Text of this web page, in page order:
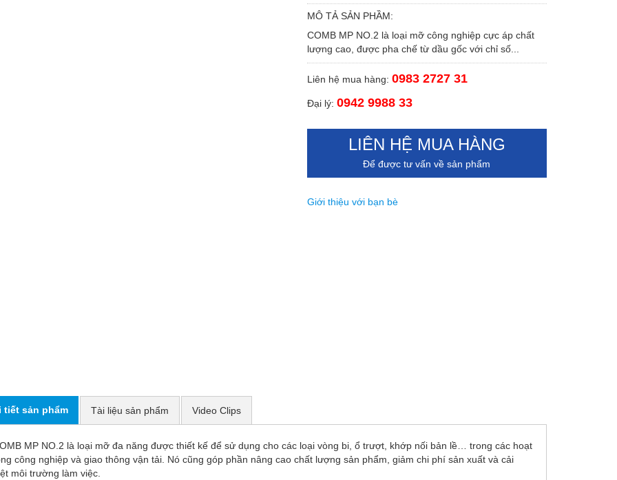
MÔ TẢ SẢN PHẦM:
COMB MP NO.2 là loại mỡ công nghiệp cực áp chất
lượng cao, được pha chế từ dầu gốc với chỉ số...
Liên hệ mua hàng: 0983 2727 31
Đại lý: 0942 9988 33
LIÊN HỆ MUA HÀNG
Để được tư vấn về sản phẩm
Giới thiệu với bạn bè
tiết sản phẩm Tài liệu sản phẩm Video Clips
MP NO.2 là loại mỡ đa năng được thiết kế để sử dụng cho các loại vòng bi, ổ trượt, khớp nối bản lề… trong các hoạt
công nghiệp và giao thông vận tải. Nó cũng góp phần nâng cao chất lượng sản phẩm, giảm chi phí sản xuất và cải
môi trường làm việc.